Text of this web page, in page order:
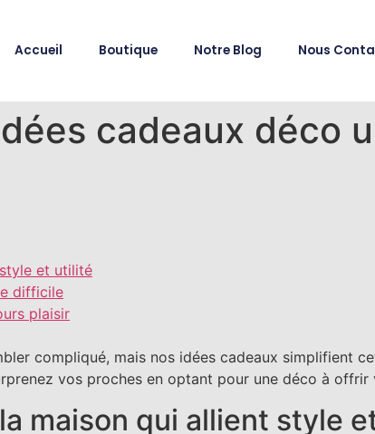
Accueil Boutique Notre Blog Nous
cadeaux déco
et utilité
difficile
plaisir
compliqué, mais nos idées cadeaux simplifient
vos proches en optant pour une déco à
maison qui allient style